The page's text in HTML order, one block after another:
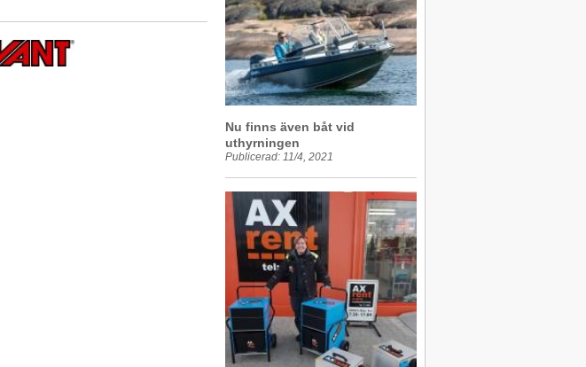
Nu finns även båt vid
uthyrningen
Publicerad: 11/4, 2021